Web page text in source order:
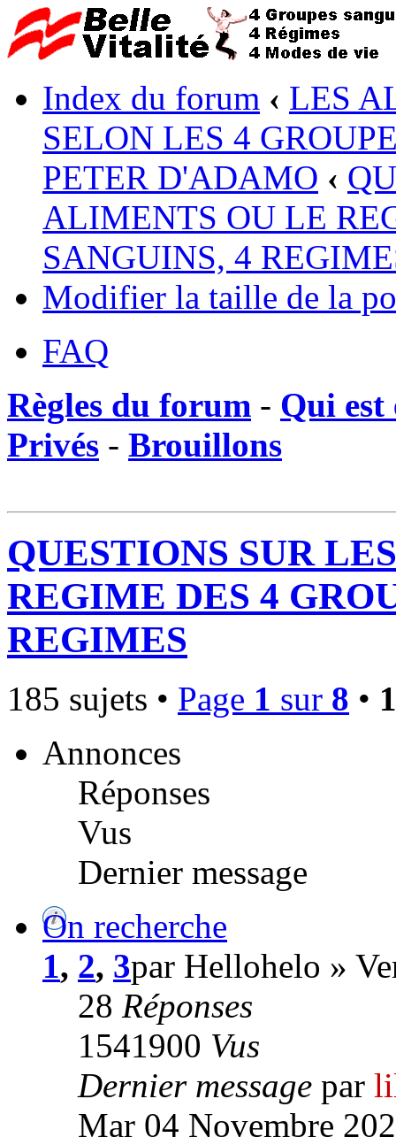
Index du forum ‹ LES
SELON LES 4
PETER D'ADAMO ‹
ALIMENTS OU LE
SANGUINS, 4
Modifier la taille de la
FAQ
Règles du forum - Qui est
Privés - Brouillons
QUESTIONS SUR
REGIME DES 4
REGIMES
185 sujets • Page 1 sur 8 • 1
Annonces
Réponses
Vus
Dernier message
On recherche
1, 2, 3par Hellohelo »
28 Réponses
1541900 Vus
Dernier message par
Mar 04 Novembre